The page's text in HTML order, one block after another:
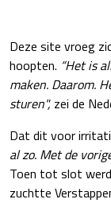
Deze site vroeg
hoopten. “Het is
maken. Daarom.
sturen", zei de
Dat dit voor
al zo. Met de
Toen tot slot
zuchtte